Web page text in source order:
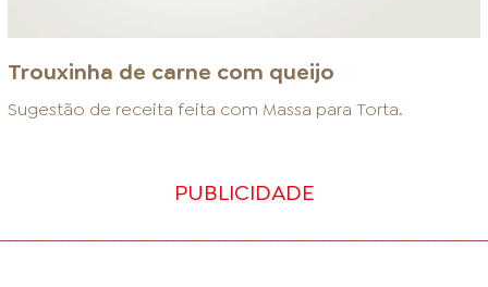
Trouxinha de carne com queijo
Sugestão de receita feita com Massa para Torta.
PUBLICIDADE